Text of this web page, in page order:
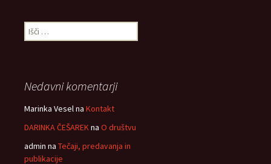
Išči:
Nedavni komentarji
Marinka Veselna Kontakt
DARINKA ČEŠAREKna O društvu
admin na Tečaji, predavanja in
publikacije